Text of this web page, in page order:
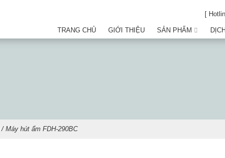
[
TRANG CHỦ GIỚI THIỆU SẢN PHẨM
/ Máy hút ẩm FDH-290BC